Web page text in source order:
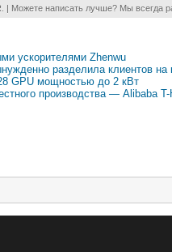
Можете написать лучше? Мы всегда
ускорителями Zhenwu
разделила клиентов на
GPU мощностью до 2 кВт
производства — Alibaba